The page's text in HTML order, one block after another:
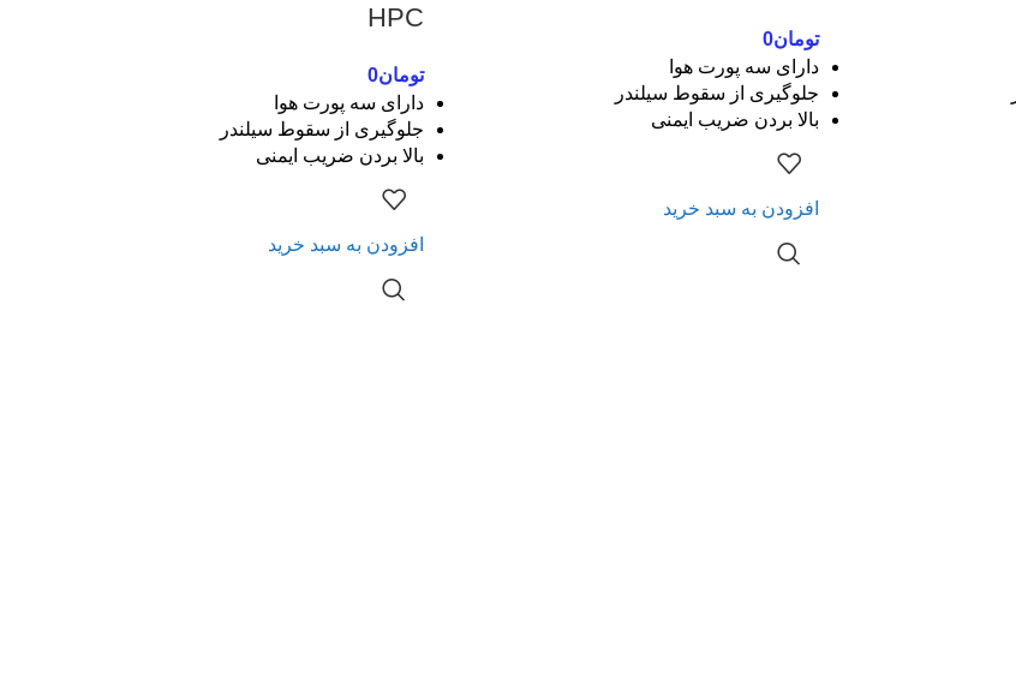
تومان0
دارای سه پورت هوا
جلوگیری از سقوط سیلندر
بالا بردن ضریب ایمنی
افزودن به سبد خرید
HPC
تومان0
دارای سه پورت هوا
جلوگیری از سقوط سیلندر
بالا بردن ضریب ایمنی
افزودن به سبد خرید